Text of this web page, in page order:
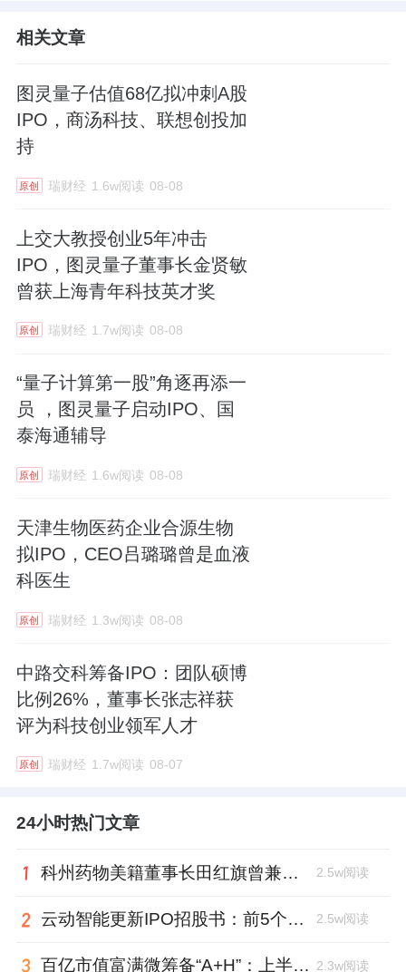
相关文章
图灵量子估值68亿拟冲刺A股
IPO，商汤科技、联想创投加
持
原创 瑞财经 1.6w阅读 08-08
上交大教授创业5年冲击
IPO，图灵量子董事长金贤敏
曾获上海青年科技英才奖
原创 瑞财经 1.7w阅读 08-08
“量子计算第一股”角逐再添一
员 ，图灵量子启动IPO、国
泰海通辅导
原创 瑞财经 1.6w阅读 08-08
天津生物医药企业合源生物
拟IPO，CEO吕璐璐曾是血液
科医生
原创 瑞财经 1.3w阅读 08-08
中路交科筹备IPO：团队硕博
比例26%，董事长张志祥获
评为科技创业领军人才
原创 瑞财经 1.7w阅读 08-07
24小时热门文章
科州药物美籍董事长田红旗曾兼职放射所，被问询核心技术是否清晰 2.5w阅读
云动智能更新IPO招股书：前5个月扭亏为盈，董事长李巍去年降薪近两成 2.5w阅读
百亿市值富满微筹备“A+H”：上半年净利大增353%，99年董秘、01年证代上位 2.3w阅读